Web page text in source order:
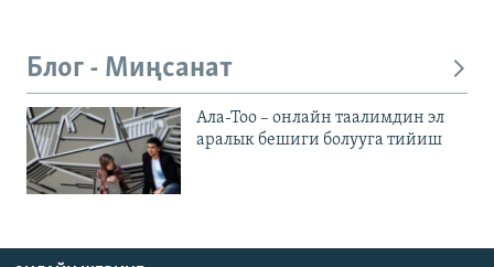
Блог - Миңсанат
Ала-Тоо – онлайн таалимдин эл
аралык бешиги болууга тийиш